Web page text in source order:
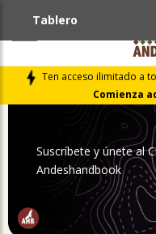
Ten acceso ilimitado a
Comienza
Tablero
Suscríbete y únete al
Andeshandbook